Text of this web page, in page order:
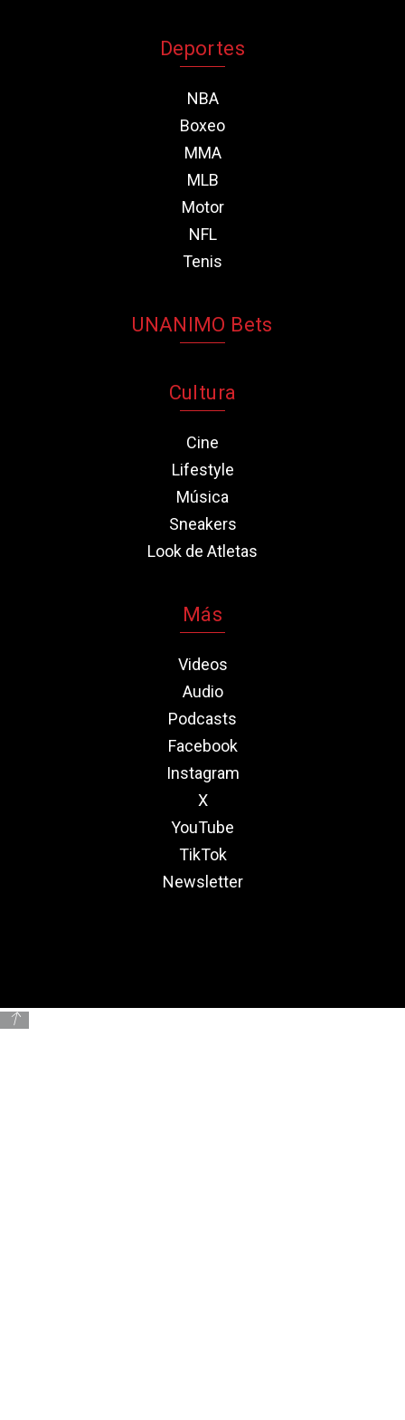
Deportes
NBA
Boxeo
MMA
MLB
Motor
NFL
Tenis
UNANIMO Bets
Cultura
Cine
Lifestyle
Música
Sneakers
Look de Atletas
Más
Videos
Audio
Podcasts
Facebook
Instagram
X
YouTube
TikTok
Newsletter